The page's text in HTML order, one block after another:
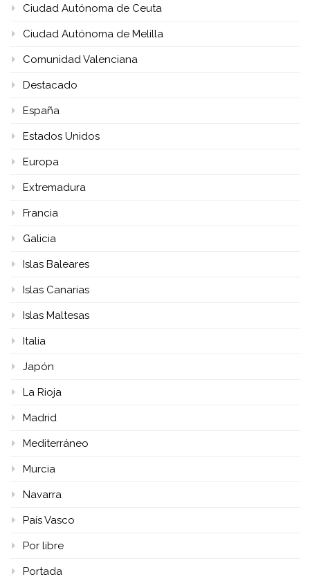
Ciudad Autónoma de Ceuta
Ciudad Autónoma de Melilla
Comunidad Valenciana
Destacado
España
Estados Unidos
Europa
Extremadura
Francia
Galicia
Islas Baleares
Islas Canarias
Islas Maltesas
Italia
Japón
La Rioja
Madrid
Mediterráneo
Murcia
Navarra
País Vasco
Por libre
Portada